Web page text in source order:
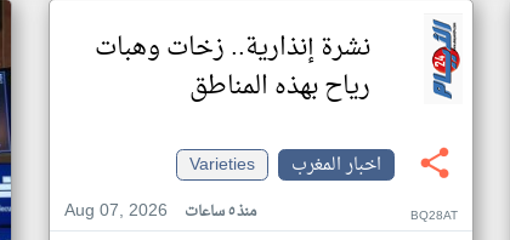
نشرة إنذارية.. زخات وهبات
رياح بهذه المناطق
اخبار المغرب
Varieties
Aug 07, 2026
منذ ٥ ساعات BQ28AT